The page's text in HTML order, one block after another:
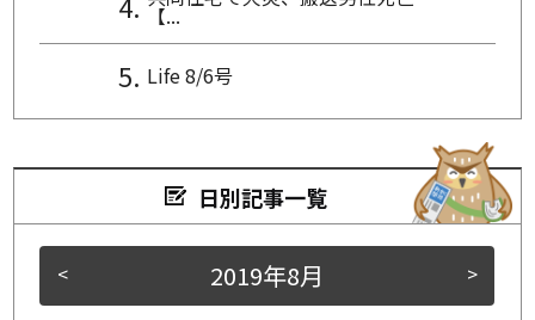
【...
Life 8/6号
日別記事一覧
< >
2019年8月